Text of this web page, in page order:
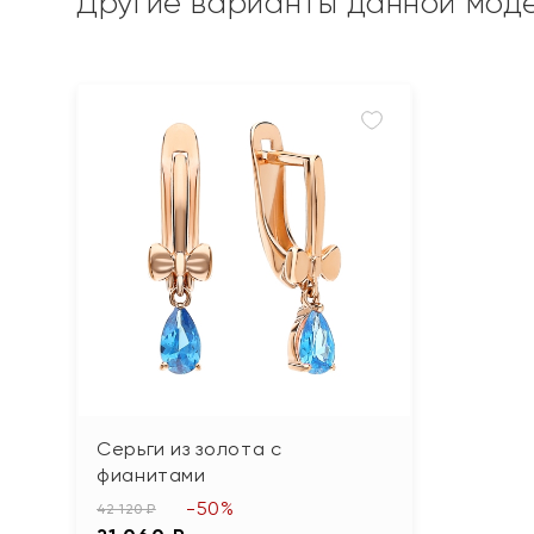
Серьги из золота с
фианитами
42 120 ₽ -50%